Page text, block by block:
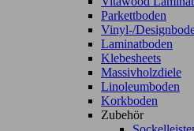
Parkettboden
Vinyl-/
Laminatboden
Klebesheets
Massivholzdiele
Linoleumboden
Korkboden
Zubehör